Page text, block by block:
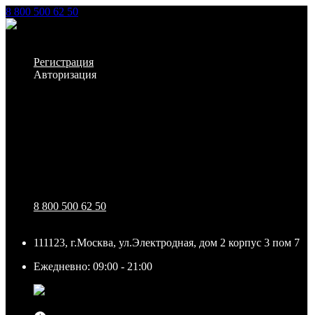
8 800 500 62 50
Регистрация
Авторизация
8 800 500 62 50
111123, г.Москва, ул.Электродная, дом 2 корпус 3 пом 7
Ежедневно: 09:00 - 21:00